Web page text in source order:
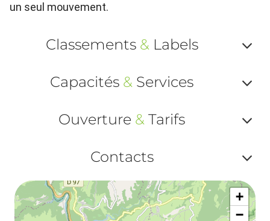
un seul mouvement.
Classements &Labels
ou
Capacités & Services
ou
Ouverture & Tarifs
ou
Contacts
ou
+
−